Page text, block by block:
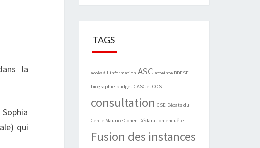
la
qui
TAGS
accès à l'information ASC atteinte BDESE
biographie budget CASC et COS
consultation CSE Débats du
Cercle Maurice Cohen Déclaration enquête
Fusion des instances